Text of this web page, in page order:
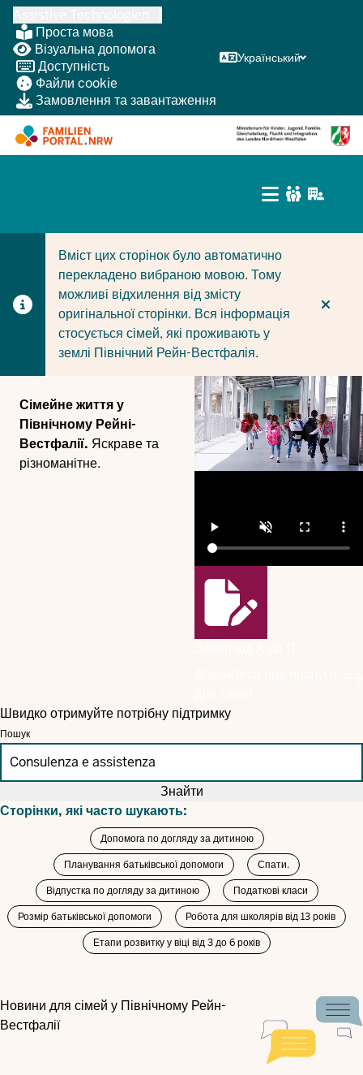
Перейти
до
основного
змісту
Проста мова
Візуальна допомога
Доступність
Файли cookie
Замовлення та завантаження
Український
CURRENT SECTION ДЛЯ КОМПАНІЙ/(BÜRGERBEREICH
Вміст цих сторінок було автоматично
перекладено вибраною мовою. Тому
можливі відхилення від змісту
оригінальної сторінки. Вся інформація
стосується сімей, які проживають у
землі Північний Рейн-Вестфалія.
Сімейне життя у
Північному Рейні-
Вестфалії. Яскраве та
різноманітне.
Швидко отримуйте потрібну підтримку
Пошук
Знайти
Сторінки, які часто шукають:
Допомога по догляду за дитиною
Планування батьківської допомоги
Спати.
Відпустка по догляду за дитиною
Податкові класи
Розмір батьківської допомоги
Робота для школярів від 13 років
Етапи розвитку у віці від 3 до 6 років
Новини для сімей у Північному Рейн-
Вестфалії